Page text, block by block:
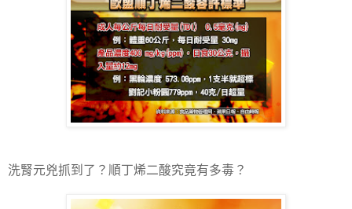
洗腎元兇抓到了？順丁烯二酸究竟有多毒？